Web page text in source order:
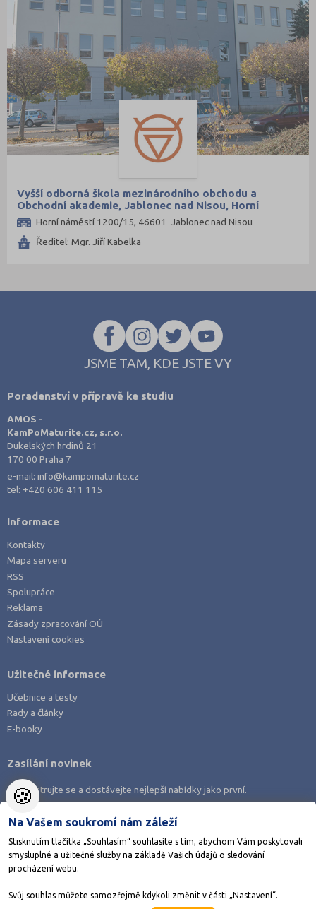
Vyšší odborná škola mezinárodního obchodu a
Obchodní akademie, Jablonec nad Nisou, Horní
náměstí 15, příspěvková organizace
Horní náměstí 1200/15, 46601 Jablonec nad Nisou
Ředitel: Mgr. Jiří Kabelka
JSME TAM, KDE JSTE VY
Poradenství v přípravě ke studiu
AMOS -
KamPoMaturite.cz, s.r.o.
Dukelských hrdinů 21
170 00 Praha 7
e-mail:info@kampomaturite.cz
tel: +420 606 411 115
Informace
Kontakty
Mapa serveru
RSS
Spolupráce
Reklama
Zásady zpracování OÚ
Nastavení cookies
Stáhněte si aplikaci Adresář škol
Užitečné informace
Učebnice a testy
Rady a články
E-booky
Zasílání novinek
Zaregistrujte se a dostávejte nejlepší nabídky jako první.
🍪
Na Vašem soukromí nám záleží
Stisknutím tlačítka „Souhlasím“ souhlasíte s tím, abychom Vám poskytovali
smysluplné a užitečné služby na základě Vašich údajů o sledování
procházení webu.
Svůj souhlas můžete samozřejmě kdykoli změnit v části „Nastavení“.